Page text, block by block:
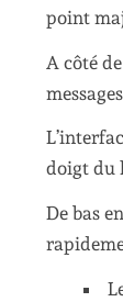
point
A côté
doigt du
De bas